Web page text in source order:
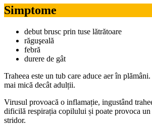
Simptome
debut brusc prin tuse lătrătoare
răguşeală
febră
durere de gât
Traheea este un tub care aduce aer în
mai mică decât adulții.
Virusul provoacă o inflamație, ingustând
dificilă respirația copilului și poate provoca
stridor.